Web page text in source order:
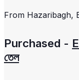
From Hazaribagh,
Purchased -
তেল